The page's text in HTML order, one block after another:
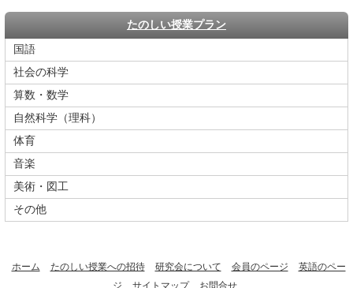
たのしい授業プラン
国語
社会の科学
算数・数学
自然科学（理科）
体育
音楽
美術・図工
その他
ホーム たのしい授業への招待 研究会について 会員のページ
英語のペー
ジ
サイトマップ お問合せ